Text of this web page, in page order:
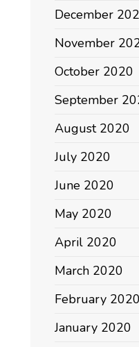
December
November
October 2020
September
August 2020
July 2020
June 2020
May 2020
April 2020
March 2020
February 2020
January 2020